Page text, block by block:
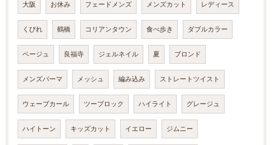
大阪 お休み フェードメンズ メンズカット レディース
くびれ 鶴橋 コリアンタウン 食べ歩き ダブルカラー
ベージュ 良福寺 ジェルネイル 夏 ブロンド
メンズパーマ メッシュ 編み込み ストレートツイスト
ウェーブカール ツーブロック ハイライト グレージュ
ハイトーン キッズカット イエロー ジムニー